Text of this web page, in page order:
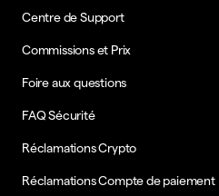
Centre de Support
Commissions et Prix
Foire aux questions
FAQ Sécurité
Réclamations Crypto
Réclamations Compte de paiement